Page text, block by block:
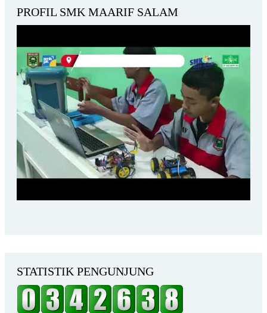
PROFIL SMK MAARIF SALAM
STATISTIK PENGUNJUNG